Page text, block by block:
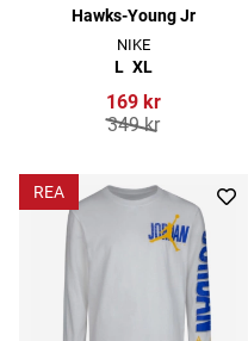
Hawks-Young Jr
NIKE
L XL
169 kr
349 kr
REA